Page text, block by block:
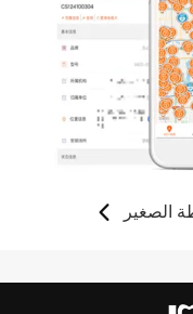
الصغير